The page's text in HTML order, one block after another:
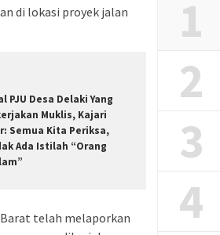
di lokasi proyek jalan
PJU Desa Delaki Yang
Muklis, Kajari
Semua Kita Periksa,
Ada Istilah “Orang
telah melaporkan
1
2
3
4